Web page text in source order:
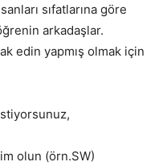
sıfatlarına göre
arkadaşlar.
edin yapmış olmak için
olun (örn.SW)